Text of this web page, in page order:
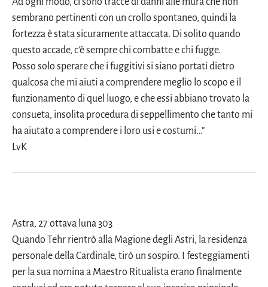
sembrano pertinenti con un crollo spontaneo, quindi la
fortezza è stata sicuramente attaccata. Di solito quando
questo accade, c’è sempre chi combatte e chi fugge.
Posso solo sperare che i fuggitivi si siano portati dietro
qualcosa che mi aiuti a comprendere meglio lo scopo e il
funzionamento di quel luogo, e che essi abbiano trovato la
consueta, insolita procedura di seppellimento che tanto mi
ha aiutato a comprendere i loro usi e costumi…”
LvK
Astra, 27 ottava luna 303
Quando Tehr rientrò alla Magione degli Astri, la residenza
personale della Cardinale, tirò un sospiro. I festeggiamenti
per la sua nomina a Maestro Ritualista erano finalmente